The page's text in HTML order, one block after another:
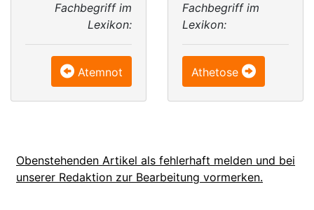
Fachbegriff im
Lexikon:
Atemnot
Fachbegriff im
Lexikon:
Athetose
Obenstehenden Artikel als fehlerhaft melden und bei
unserer Redaktion zur Bearbeitung vormerken.